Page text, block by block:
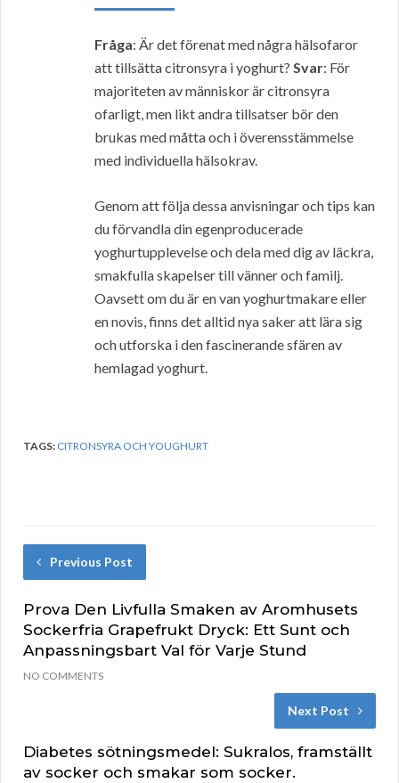
Fråga: Är det förenat med några hälsofaror
att tillsätta citronsyra i yoghurt? Svar: För
majoriteten av människor är citronsyra
ofarligt, men likt andra tillsatser bör den
brukas med måtta och i överensstämmelse
med individuella hälsokrav.
Genom att följa dessa anvisningar och tips kan
du förvandla din egenproducerade
yoghurtupplevelse och dela med dig av läckra,
smakfulla skapelser till vänner och familj.
Oavsett om du är en van yoghurtmakare eller
en novis, finns det alltid nya saker att lära sig
och utforska i den fascinerande sfären av
hemlagad yoghurt.
TAGS: CITRONSYRA OCH YOUGHURT
Previous Post
Prova Den Livfulla Smaken av Aromhusets
Sockerfria Grapefrukt Dryck: Ett Sunt och
Anpassningsbart Val för Varje Stund
NO COMMENTS
Next Post
Diabetes sötningsmedel: Sukralos, framställt
av socker och smakar som socker.